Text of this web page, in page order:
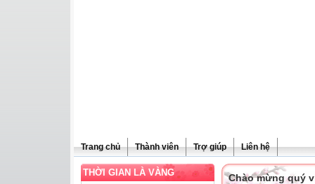
Trang chủ Thành viên Trợ giúp Liên hệ
THỜI GIAN LÀ VÀNG Chào mừng quý